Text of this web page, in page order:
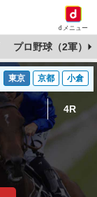
dメニュー
プロ野球（2軍）
東京 京都 小倉
4R